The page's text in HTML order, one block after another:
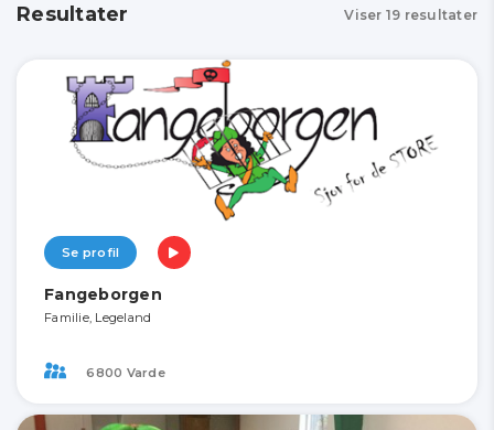
Resultater Viser 19 resultater
Se profil
Fangeborgen
Familie, Legeland
6800 Varde